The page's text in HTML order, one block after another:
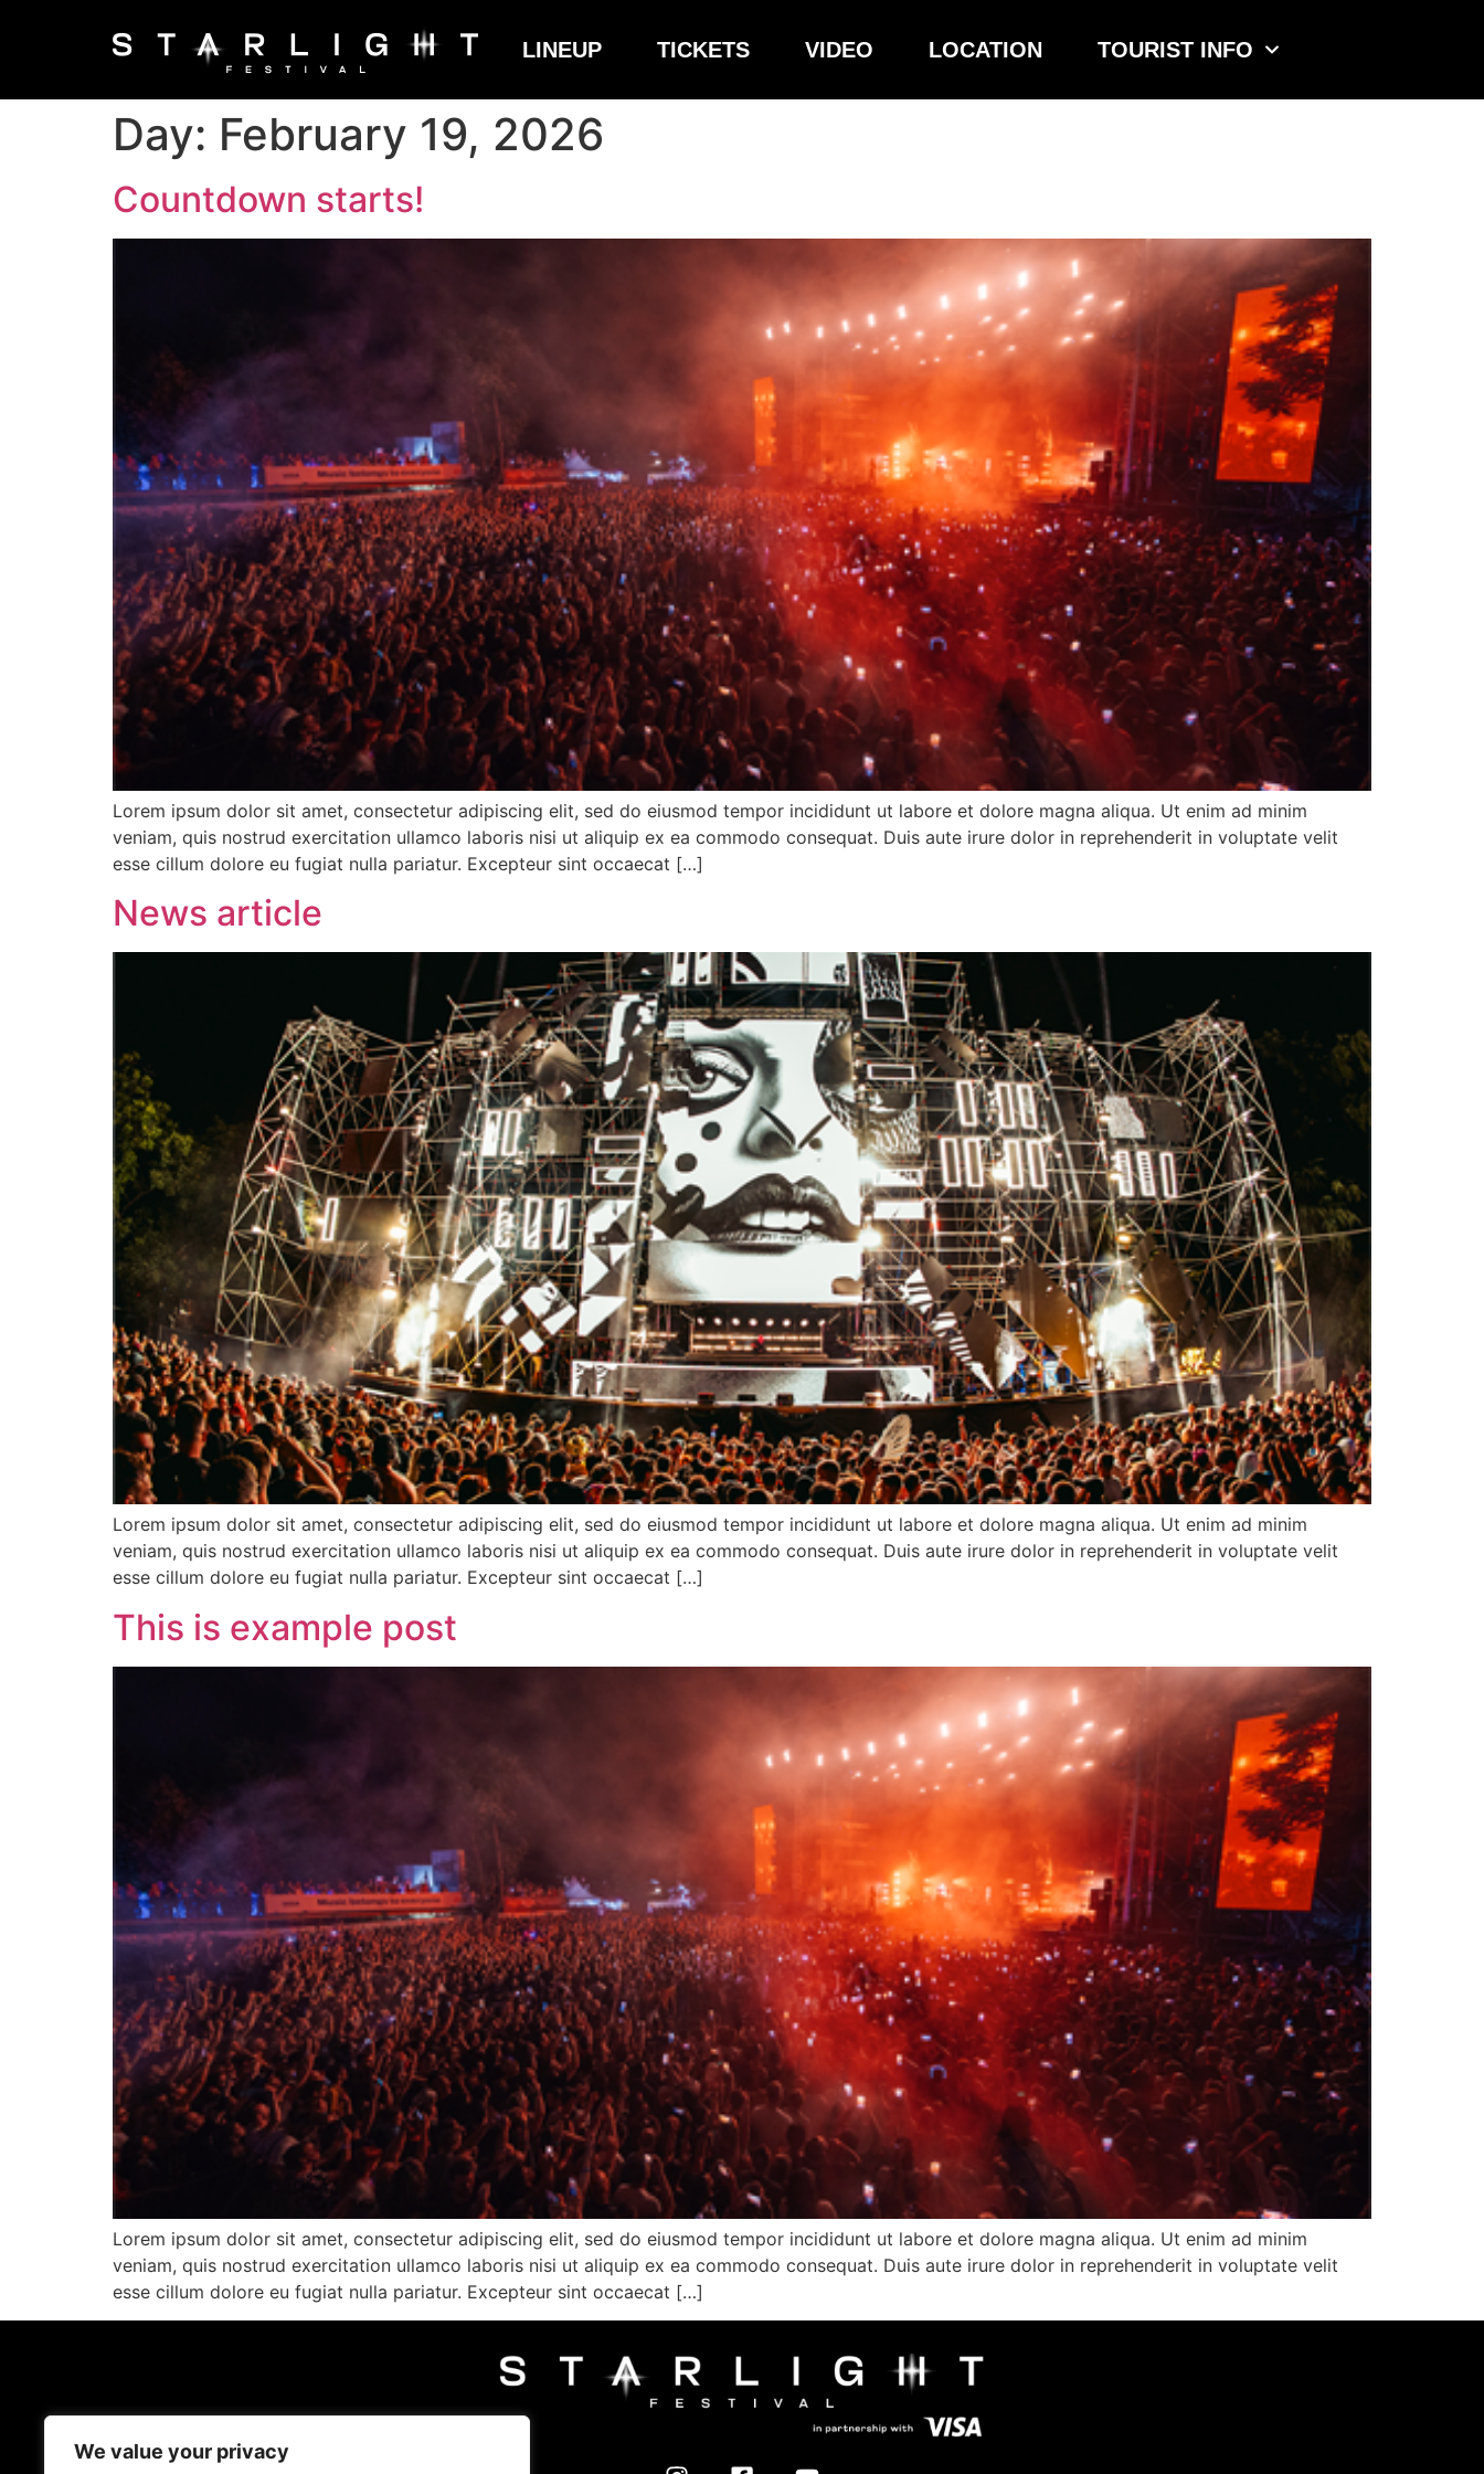
We value your privacy
LINEUP TICKETS VIDEO LOCATION TOURIST INFO
Day: February 19, 2026
Countdown starts!
Lorem ipsum dolor sit amet, consectetur adipiscing elit, sed do eiusmod tempor incididunt ut labore et dolore magna aliqua. Ut enim ad minim
veniam, quis nostrud exercitation ullamco laboris nisi ut aliquip ex ea commodo consequat. Duis aute irure dolor in reprehenderit in voluptate velit
esse cillum dolore eu fugiat nulla pariatur. Excepteur sint occaecat […]
News article
Lorem ipsum dolor sit amet, consectetur adipiscing elit, sed do eiusmod tempor incididunt ut labore et dolore magna aliqua. Ut enim ad minim
veniam, quis nostrud exercitation ullamco laboris nisi ut aliquip ex ea commodo consequat. Duis aute irure dolor in reprehenderit in voluptate velit
esse cillum dolore eu fugiat nulla pariatur. Excepteur sint occaecat […]
This is example post
Lorem ipsum dolor sit amet, consectetur adipiscing elit, sed do eiusmod tempor incididunt ut labore et dolore magna aliqua. Ut enim ad minim
veniam, quis nostrud exercitation ullamco laboris nisi ut aliquip ex ea commodo consequat. Duis aute irure dolor in reprehenderit in voluptate velit
esse cillum dolore eu fugiat nulla pariatur. Excepteur sint occaecat […]